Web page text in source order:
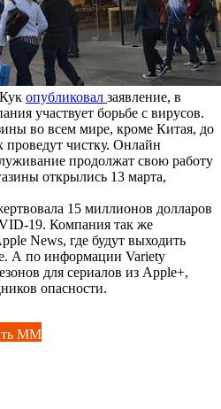
опубликовал заявление, в
участвует борьбе с вирусов.
во всем мире, кроме Китая, до
проведут чистку. Онлайн
продолжат свою работу
открылись 13 марта,
15 миллионов долларов
19. Компания так же
News, где будут выходить
А по информации Variety
для сериалов из Apple+,
опасности.
ММ